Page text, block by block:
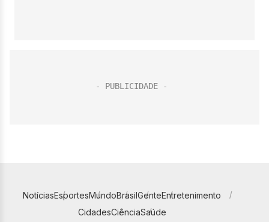
NotíciasEsportesMundoBrasilGenteEntretenimento
CidadesCiênciaSaúde